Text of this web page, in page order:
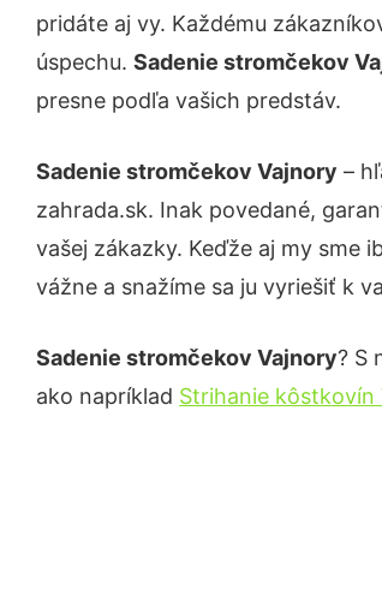
pridáte aj vy. Každému
úspechu. Sadenie stromčekov
presne podľa vašich predstáv.
Sadenie stromčekov Vajnory –
zahrada.sk. Inak povedané,
vašej zákazky. Keďže aj my sme
vážne a snažíme sa ju vyriešiť k
Sadenie stromčekov Vajnory? S
ako napríklad Strihanie kôstkovín